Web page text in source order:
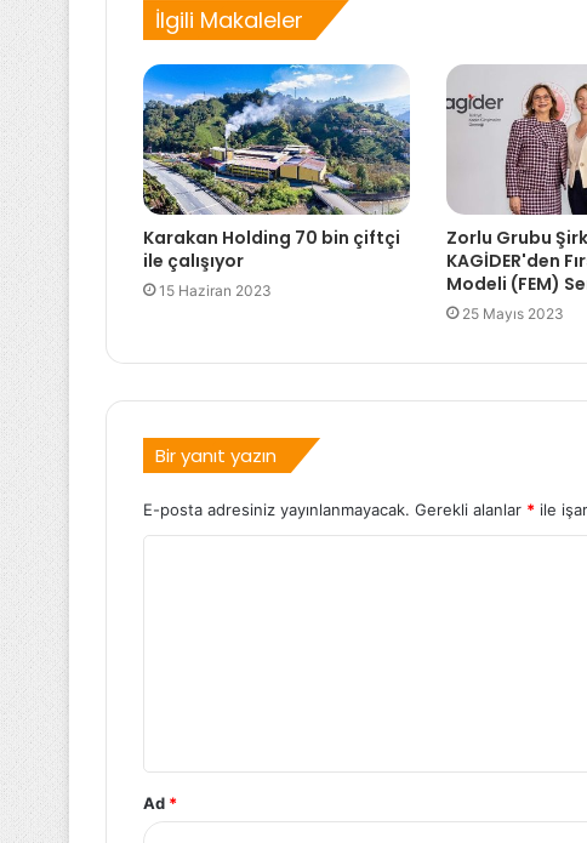
İlgili Makaleler
Karakan Holding 70 bin çiftçi
ile çalışıyor
15 Haziran 2023
Zorlu Grubu
KAGİDER'den
Modeli (FEM)
25 Mayıs 2023
Bir yanıt yazın
E-posta adresiniz yayınlanmayacak. Gerekli alanlar * ile
Ad *